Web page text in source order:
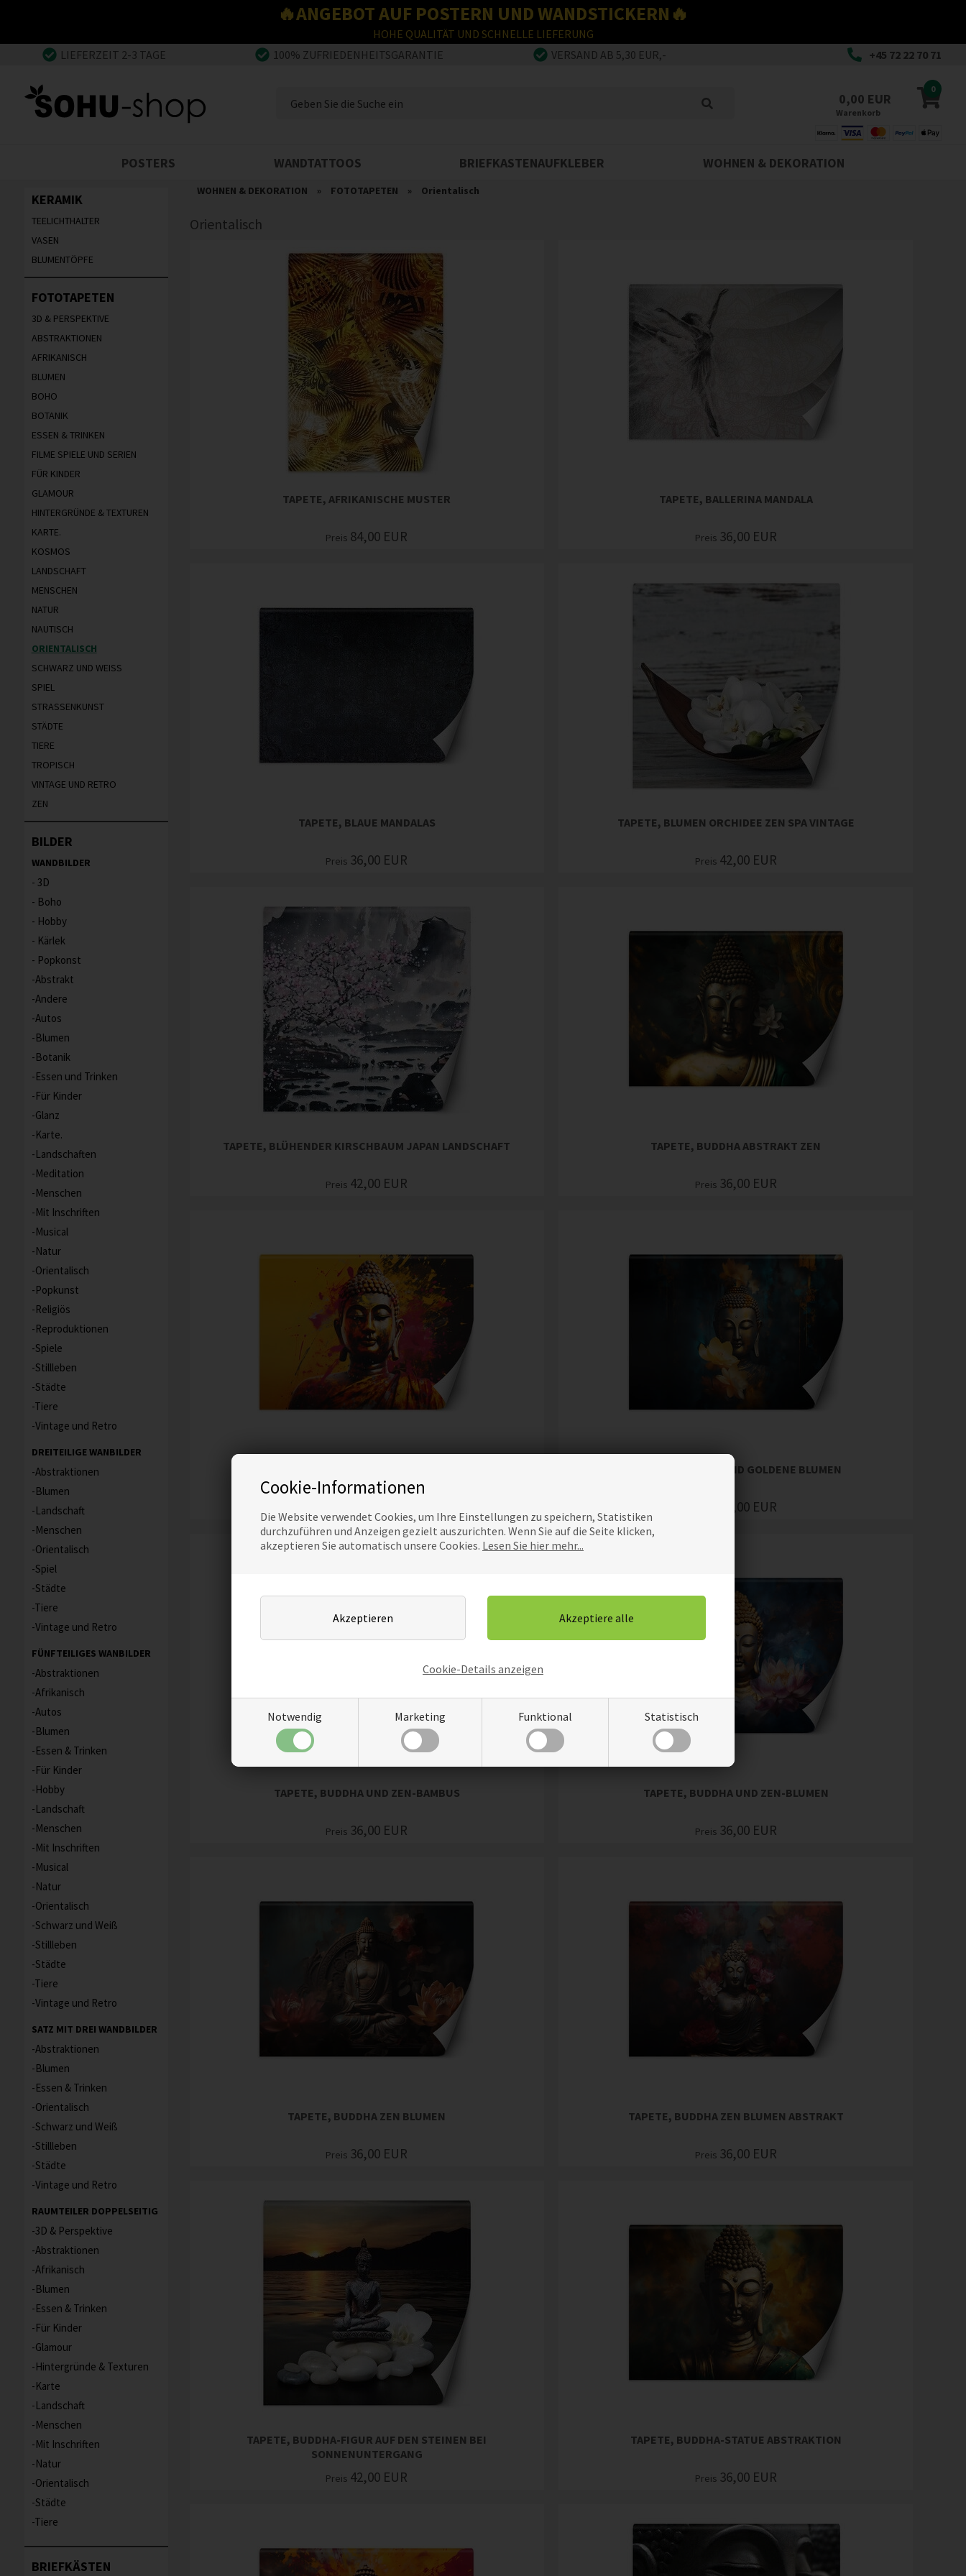
Cookie-Informationen
Die Website verwendet Cookies, um Ihre Einstellungen zu speichern, Statistiken
durchzuführen und Anzeigen gezielt auszurichten. Wenn Sie auf die Seite klicken,
akzeptieren Sie automatisch unsere Cookies. Lesen Sie hier mehr...
Notwendig Marketing Funktional Statistisch
Cookie-Details anzeigen
🔥ANGEBOT AUF POSTERN UND WANDSTICKERN🔥
HOHE QUALITÄT UND SCHNELLE LIEFERUNG
LIEFERZEIT 2-3 TAGE
100% ZUFRIEDENHEITSGARANTIE VERSAND AB 5,30 EUR,- +45 72 22 70 71
0
0,00 EUR
Warenkorb
POSTERS WANDTATTOOS BRIEFKASTENAUFKLEBER WOHNEN & DEKORATION
KERAMIK
TEELICHTHALTER
VASEN
BLUMENTÖPFE
FOTOTAPETEN
3D & PERSPEKTIVE
ABSTRAKTIONEN
AFRIKANISCH
BLUMEN
BOHO
BOTANIK
ESSEN & TRINKEN
FILME SPIELE UND SERIEN
FÜR KINDER
GLAMOUR
HINTERGRÜNDE & TEXTUREN
KARTE.
KOSMOS
LANDSCHAFT
MENSCHEN
NATUR
NAUTISCH
ORIENTALISCH
SCHWARZ UND WEISS
SPIEL
STRASSENKUNST
STÄDTE
TIERE
TROPISCH
VINTAGE UND RETRO
ZEN
BILDER
WANDBILDER
3D
Boho
Hobby
Kärlek
Popkonst
Abstrakt
Andere
Autos
Blumen
Botanik
Essen und Trinken
Für Kinder
Glanz
Karte.
Landschaften
Meditation
Menschen
Mit Inschriften
Musical
Natur
Orientalisch
Popkunst
Religiös
Reproduktionen
Spiele
Stillleben
Städte
Tiere
Vintage und Retro
DREITEILIGE WANBILDER
Abstraktionen
Blumen
Landschaft
Menschen
Orientalisch
Spiel
Städte
Tiere
Vintage und Retro
FÜNFTEILIGES WANBILDER
Abstraktionen
Afrikanisch
Autos
Blumen
Essen & Trinken
Für Kinder
Hobby
Landschaft
Menschen
Mit Inschriften
Musical
Natur
Orientalisch
Schwarz und Weiß
Stillleben
Städte
Tiere
Vintage und Retro
SATZ MIT DREI WANDBILDER
Abstraktionen
Blumen
Essen & Trinken
Orientalisch
Schwarz und Weiß
Stillleben
Städte
Vintage und Retro
RAUMTEILER DOPPELSEITIG
3D & Perspektive
Abstraktionen
Afrikanisch
Blumen
Essen & Trinken
Für Kinder
Glamour
Hintergründe & Texturen
Karte
Landschaft
Menschen
Mit Inschriften
Natur
Orientalisch
Städte
Tiere
BRIEFKÄSTEN
WOHNEN & DEKORATION » FOTOTAPETEN » Orientalisch
Orientalisch
TAPETE, AFRIKANISCHE MUSTER
Preis 84,00 EUR
TAPETE, BALLERINA MANDALA
Preis 36,00 EUR
TAPETE, BLAUE MANDALAS
Preis 36,00 EUR
TAPETE, BLUMEN ORCHIDEE ZEN SPA VINTAGE
Preis 42,00 EUR
TAPETE, BLÜHENDER KIRSCHBAUM JAPAN LANDSCHAFT
Preis 42,00 EUR
TAPETE, BUDDHA ABSTRAKT ZEN
Preis 36,00 EUR
TAPETE, BUDDHA UND GOLDENE BLUMEN
36,00 EUR
TAPETE, BUDDHA UND ZEN-BAMBUS
Preis 36,00 EUR
TAPETE, BUDDHA UND ZEN-BLUMEN
Preis 36,00 EUR
TAPETE, BUDDHA ZEN BLUMEN
Preis 36,00 EUR
TAPETE, BUDDHA ZEN BLUMEN ABSTRAKT
Preis 36,00 EUR
TAPETE, BUDDHA-FIGUR AUF DEN STEINEN BEI
SONNENUNTERGANG
Preis 42,00 EUR
TAPETE, BUDDHA-STATUE ABSTRAKTION
Preis 36,00 EUR